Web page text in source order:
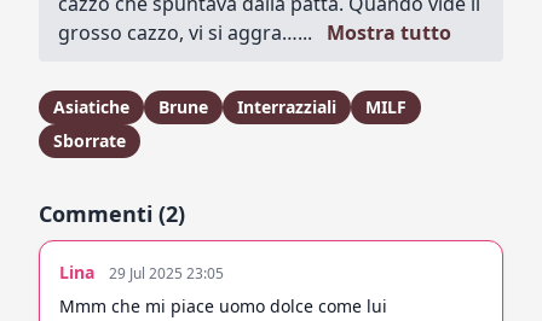
grosso cazzo, vi si aggra…...
Mostra tutto
Asiatiche Brune Interrazziali
MILF
Sborrate
Commenti (2)
Lina 29 Jul 2025 23:05
Mmm che mi piace uomo dolce come lui